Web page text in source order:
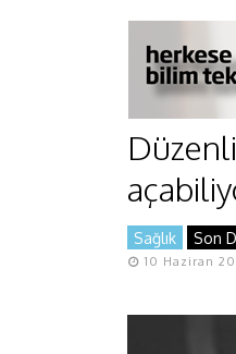
Sağlık Son
10 Haziran